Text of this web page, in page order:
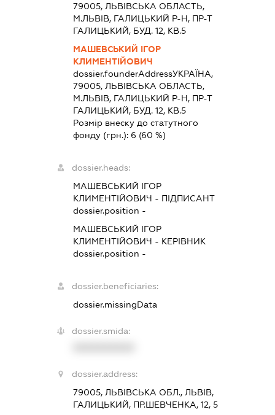
79005, ЛЬВIВСЬКА ОБЛАСТЬ,
М.ЛЬВІВ, ГАЛИЦЬКИЙ Р-Н, ПР-Т
ГАЛИЦЬКИЙ, БУД. 12, КВ.5
МАШЕВСЬКИЙ ІГОР
КЛИМЕНТІЙОВИЧ
dossier.founderAddressУКРАЇНА,
79005, ЛЬВIВСЬКА ОБЛАСТЬ,
М.ЛЬВІВ, ГАЛИЦЬКИЙ Р-Н, ПР-Т
ГАЛИЦЬКИЙ, БУД. 12, КВ.5
Розмір внеску до статутного
фонду (грн.): 6 (60 %)
dossier.heads:
МАШЕВСЬКИЙ ІГОР
КЛИМЕНТІЙОВИЧ - ПІДПИСАНТ
dossier.position -
МАШЕВСЬКИЙ ІГОР
КЛИМЕНТІЙОВИЧ - КЕРІВНИК
dossier.position -
dossier.beneficiaries:
dossier.missingData
dossier.smida:
dossier.address:
79005, ЛЬВІВСЬКА ОБЛ., ЛЬВІВ,
ГАЛИЦЬКИЙ, ПР.ШЕВЧЕНКА, 12, 5